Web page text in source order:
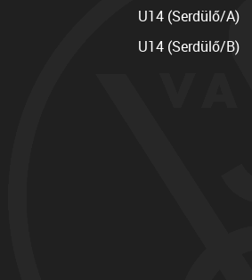
U14 (Serdülő/A)
U14 (Serdülő/B)